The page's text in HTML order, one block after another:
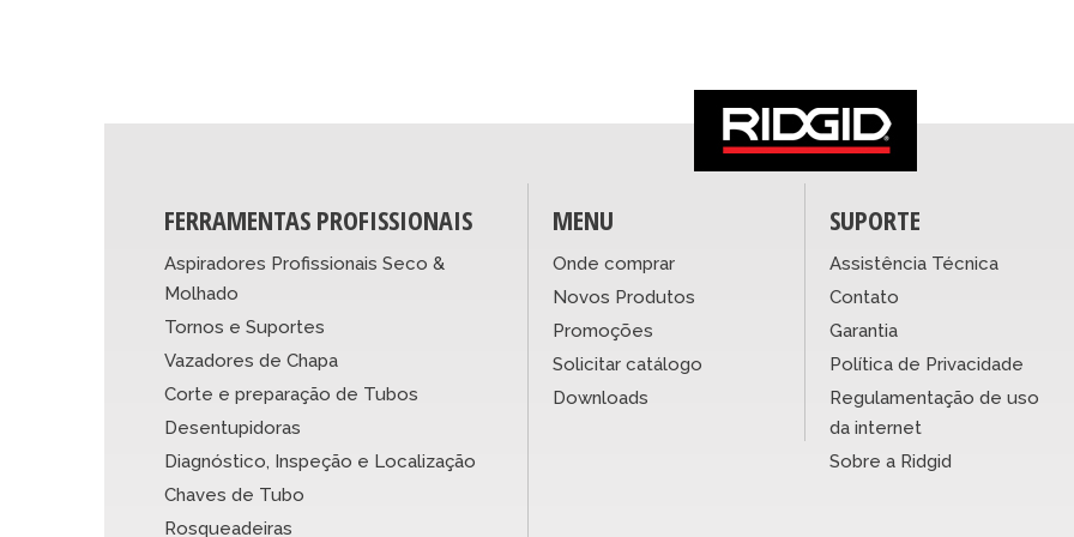
FERRAMENTAS PROFISSIONAIS
Aspiradores Profissionais Seco &
Molhado
Tornos e Suportes
Vazadores de Chapa
Corte e preparação de Tubos
Desentupidoras
Diagnóstico, Inspeção e Localização
Chaves de Tubo
Rosqueadeiras
MENU
Onde comprar
Novos Produtos
Promoções
Solicitar catálogo
Downloads
SUPORTE
Assistência Técnica
Contato
Garantia
Política de Privacidade
Regulamentação de uso
da internet
Sobre a Ridgid